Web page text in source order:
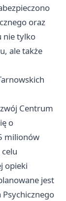
oraz
nie tylko
ale także
Centrum
o
milionów
opieki
jest